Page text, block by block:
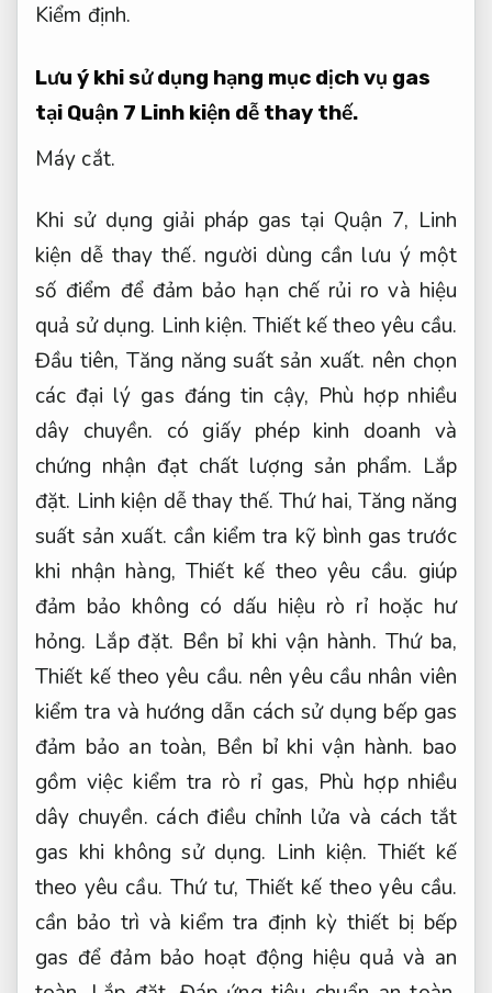
Kiểm định.
Lưu ý khi sử dụng hạng mục dịch vụ gas
tại Quận 7 Linh kiện dễ thay thế.
Máy cắt.
Khi sử dụng giải pháp gas tại Quận 7, Linh
kiện dễ thay thế. người dùng cần lưu ý một
số điểm để đảm bảo hạn chế rủi ro và hiệu
quả sử dụng. Linh kiện. Thiết kế theo yêu cầu.
Đầu tiên, Tăng năng suất sản xuất. nên chọn
các đại lý gas đáng tin cậy, Phù hợp nhiều
dây chuyền. có giấy phép kinh doanh và
chứng nhận đạt chất lượng sản phẩm. Lắp
đặt. Linh kiện dễ thay thế. Thứ hai,Tăng năng
suất sản xuất. cần kiểm tra kỹ bình gas trước
khi nhận hàng,Thiết kế theo yêu cầu. giúp
đảm bảo không có dấu hiệu rò rỉ hoặc hư
hỏng. Lắp đặt. Bền bỉ khi vận hành. Thứ ba,
Thiết kế theo yêu cầu. nên yêu cầu nhân viên
kiểm tra và hướng dẫn cách sử dụng bếp gas
đảm bảo an toàn, Bền bỉ khi vận hành. bao
gồm việc kiểm tra rò rỉ gas, Phù hợp nhiều
dây chuyền. cách điều chỉnh lửa và cách tắt
gas khi không sử dụng. Linh kiện. Thiết kế
theo yêu cầu. Thứ tư, Thiết kế theo yêu cầu.
cần bảo trì và kiểm tra định kỳ thiết bị bếp
gas để đảm bảo hoạt động hiệu quả và an